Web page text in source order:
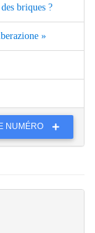
briques ?
»
NUMÉRO